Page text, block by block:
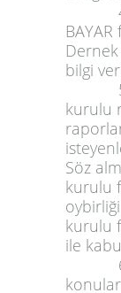
4)
bilgi
5)
kurulu
Söz
kurulu
kurulu
ile
6)
konular